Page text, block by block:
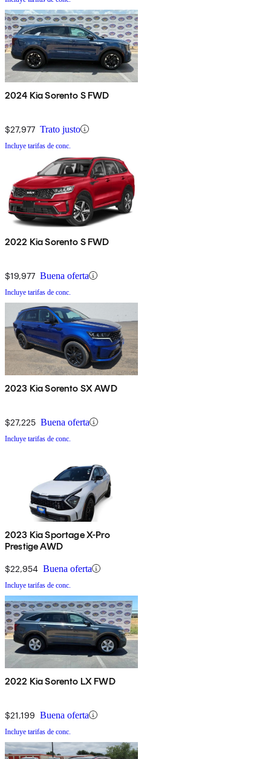
2024 Kia Sorento S FWD
$27,977 Trato justo
Incluye tarifas de conc.
2022 Kia Sorento S FWD
$19,977 Buena oferta
Incluye tarifas de conc.
2023 Kia Sorento SX AWD
$27,225 Buena oferta
Incluye tarifas de conc.
2023 Kia Sportage X-Pro
Prestige AWD
$22,954 Buena oferta
Incluye tarifas de conc.
2022 Kia Sorento LX FWD
$21,199 Buena oferta
Incluye tarifas de conc.